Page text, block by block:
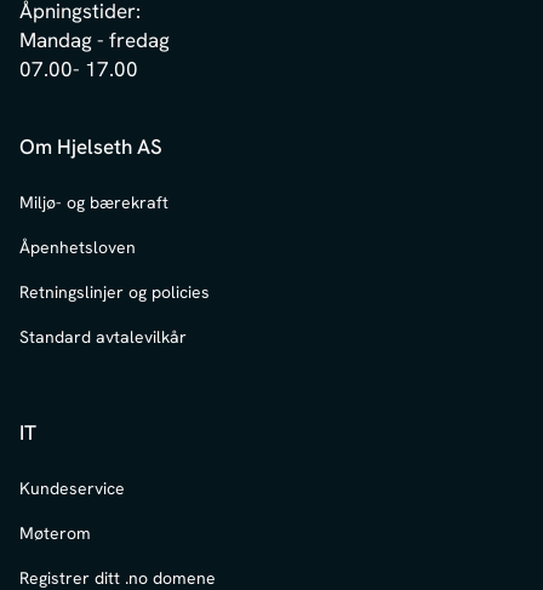
Åpningstider:
Mandag - fredag
07.00- 17.00
Om Hjelseth AS
Miljø- og bærekraft
Åpenhetsloven
Retningslinjer og policies
Standard avtalevilkår
IT
Kundeservice
Møterom
Registrer ditt .no domene